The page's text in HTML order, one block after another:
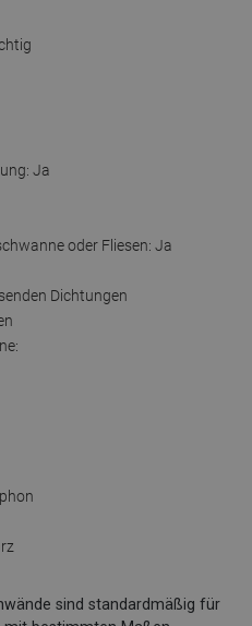
Ja
oder Fliesen: Ja
Dichtungen
sind standardmäßig für